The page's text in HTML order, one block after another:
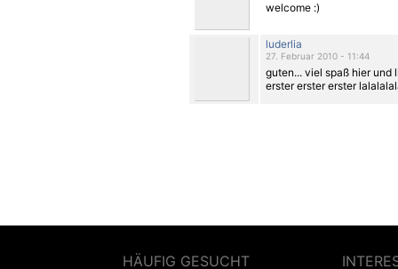
welcome :)
luderlia
27. Februar 2010 - 11:44
guten... viel spaß hier und
erster erster erster
HÄUFIG GESUCHT